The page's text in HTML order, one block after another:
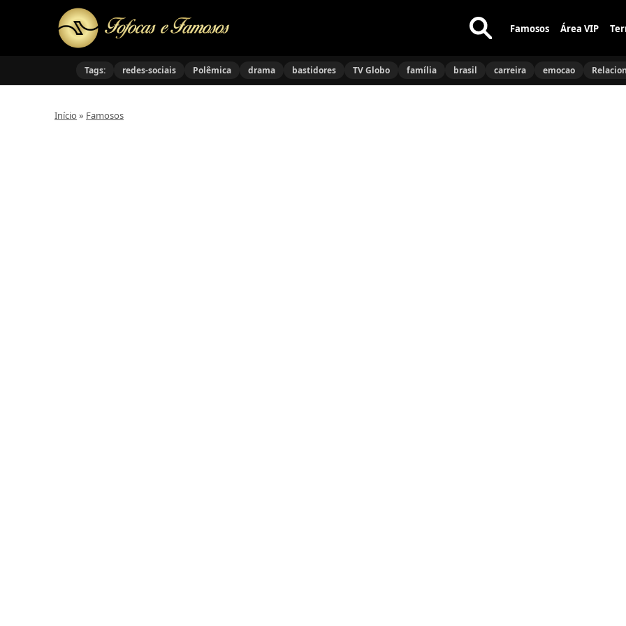
Buscar
no
Famosos Área VIP
Tags: redes-sociais Polêmica drama bastidores TV Globo família brasil carreira emocao
Início » Famosos